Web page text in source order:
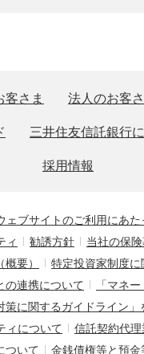
さま
法人のお客
三井住友信託銀行
採用情報
ェブサイトのご利用にあた
ィ 勧誘方針
当社の保
要）
特定投資家制度に
の連携について
「マネ
策に関するガイドライン」
ィについて
信託契約代理
ついて
金銭債権等と預